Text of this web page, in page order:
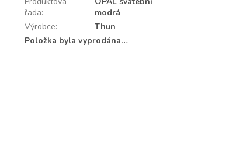
řada:
modrá
Výrobce:
Thun
Položka byla vyprodána…